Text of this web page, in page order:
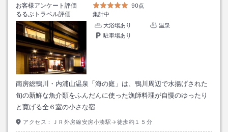
お客様アンケート評価 90点
るるぶトラベル評価
集計中
大浴場あり
温泉
駐車場あり
南房総鴨川・内浦山温泉「海の庭」は、鴨川周辺で水揚げされた
旬の新鮮な魚介類をふんだんに使った漁師料理が自慢のゆったり
と寛げる全６室の小さな宿
アクセス： ＪＲ外房線安房小湊駅→徒歩約１５分